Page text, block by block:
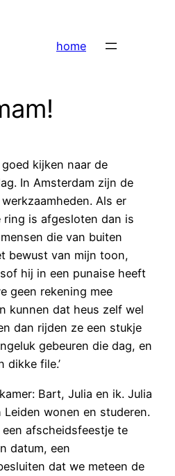
home
goed kijken naar de
In Amsterdam zijn de
Als er
ring is afgesloten dan is
die van buiten
bewust van mijn toon,
hij in een punaise heeft
geen rekening mee
kunnen dat heus zelf wel
dan rijden ze een stukje
gebeuren die dag, en
dikke file.’
Bart, Julia en ik. Julia
wonen en studeren.
afscheidsfeestje te
datum, een
dat we meteen de